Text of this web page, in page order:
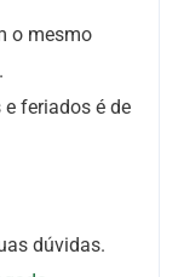
o mesmo
feriados é de
dúvidas.